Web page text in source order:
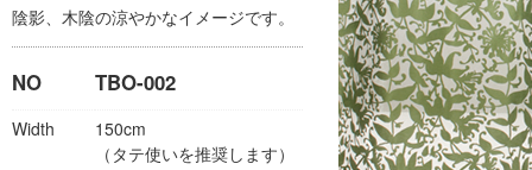
陰影、木陰の涼やかなイメージです。
NO TBO-002
Width
150cm
（タテ使いを推奨します）